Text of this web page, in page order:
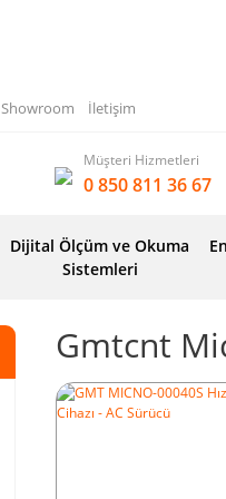
Showroom İletişim
Müşteri Hizmetleri
0 850 811 36 67
Dijital Ölçüm ve Okuma
Sistemleri
Gmtcnt